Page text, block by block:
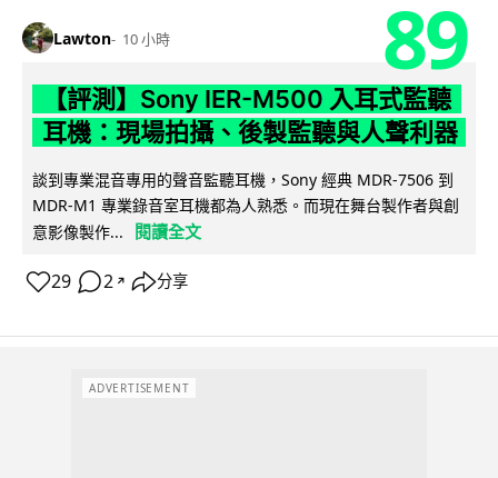
Lawton 10 小時 89
【評測】Sony IER-M500 入耳式監聽
耳機：現場拍攝、後製監聽與人聲利器
談到專業混音專用的聲音監聽耳機，Sony 經典 MDR-7506 到
MDR-M1 專業錄音室耳機都為人熟悉。而現在舞台製作者與創
意影像製作...
閱讀全文
29 2 ↗ 分享
ADVERTISEMENT